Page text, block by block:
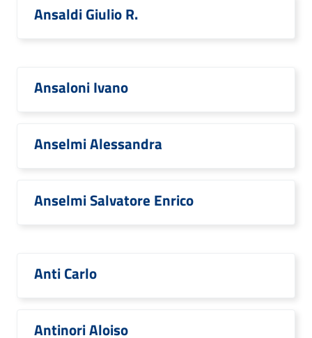
Ansaldi Giulio R.
Ansaloni Ivano
Anselmi Alessandra
Anselmi Salvatore Enrico
Anti Carlo
Antinori Aloiso